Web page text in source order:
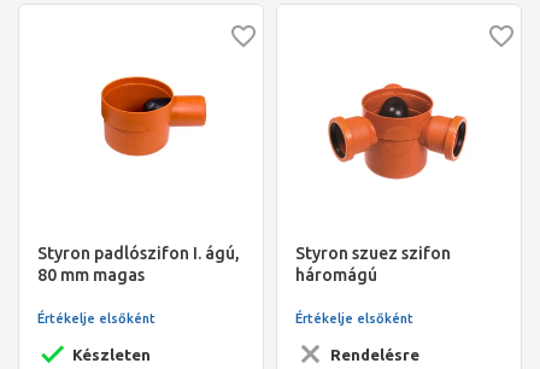
Styron padlószifon I. ágú,
80 mm magas
Készleten
Értékelje elsőként
Styron szuez szifon
háromágú
Rendelésre
Értékelje elsőként